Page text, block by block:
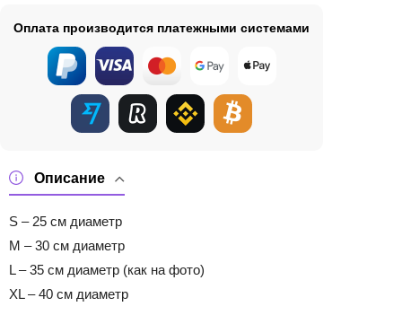
Описание
S – 25 см диаметр
M – 30 см диаметр
L – 35 см диаметр (как на фото)
XL – 40 см диаметр
Оплата производится платежными системами